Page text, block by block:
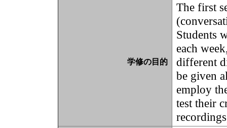
学修の目的
The first
Students
each
different
be given
employ
test their